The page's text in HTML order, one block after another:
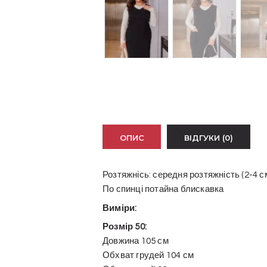
ОПИС ВІДГУКИ (0)
Розтяжнісь: середня розтяжність (2-4
По спинці потайна блискавка
Виміри:
Розмір 50:
Довжина 105 см
Обхват грудей 104 см